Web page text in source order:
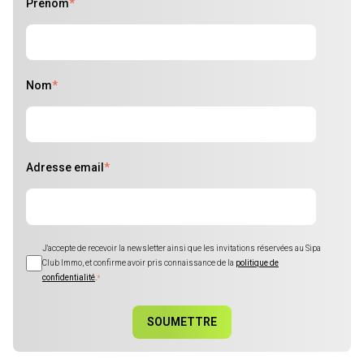
Prénom*
Nom*
Adresse email *
J'accepte de recevoir la newsletter ainsi que les invitations réservées au Sipa
Club Immo, et confirme avoir pris connaissance de la politique de
confidentialité*